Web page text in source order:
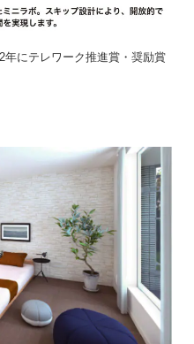
にテレワーク推進賞・奨励賞